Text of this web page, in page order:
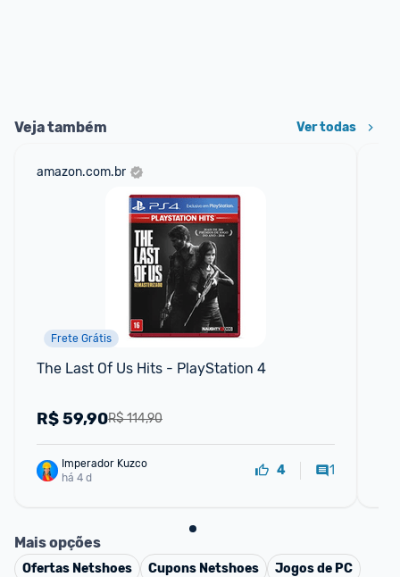
Veja também Ver todas
amazon.com.br
Frete Grátis
The Last Of Us Hits - PlayStation 4
R$ 114,90
R$59,90
Imperador Kuzco
há 4 d
4 1
Mais opções
Ofertas Netshoes Cupons Netshoes
Jogos de PC